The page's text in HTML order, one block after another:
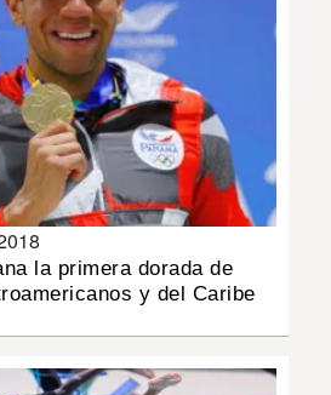
la primera dorada de
y del Caribe